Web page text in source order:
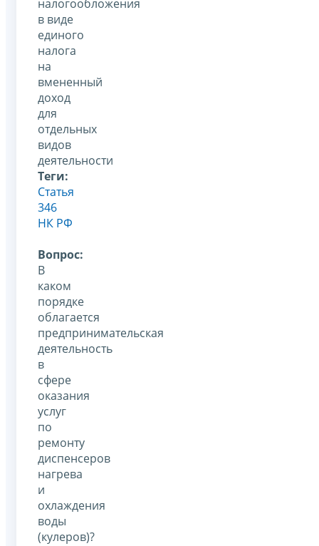
налогообложения
в виде
единого
налога
на
вмененный
доход
для
отдельных
видов
деятельности
Теги:
Статья
346
НК РФ
Вопрос:
В
каком
порядке
облагается
предпринимательская
деятельность
в
сфере
оказания
услуг
по
ремонту
диспенсеров
нагрева
и
охлаждения
воды
(кулеров)?